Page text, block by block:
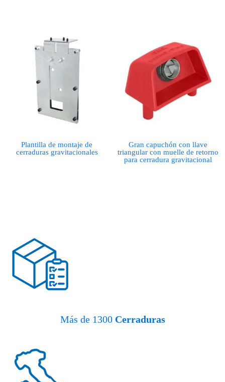
Plantilla de montaje de
cerraduras gravitacionales
Gran capuchón con llave
triangular con muelle de retorno
para cerradura gravitacional
Más de 1300 Cerraduras